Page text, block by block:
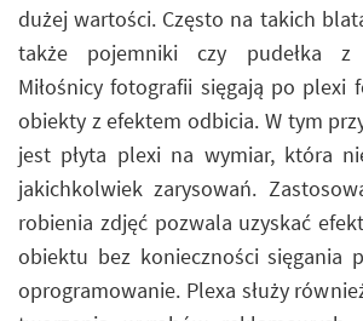
dużej wartości. Często na takich
także pojemniki czy pudełka z
Miłośnicy fotografii sięgają po plexi
obiekty z efektem odbicia. W tym
jest płyta plexi na wymiar, która
jakichkolwiek zarysowań.
robienia zdjęć pozwala uzyskać
obiektu bez konieczności sięgania
oprogramowanie. Plexa służy